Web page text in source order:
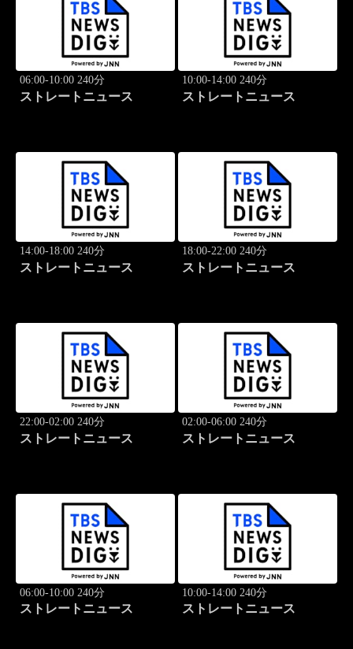
06:00-10:00 240分
ストレートニュース
10:00-14:00 240分
ストレートニュース
14:00-18:00 240分
ストレートニュース
18:00-22:00 240分
ストレートニュース
22:00-02:00 240分
ストレートニュース
02:00-06:00 240分
ストレートニュース
06:00-10:00 240分
ストレートニュース
10:00-14:00 240分
ストレートニュース